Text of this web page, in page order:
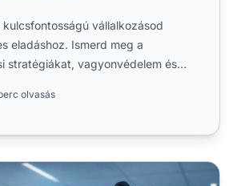
vállalkozásod
eladáshoz. Ismerd meg a
stratégiákat, vagyonvédelem és
olvasás
az anti-malware? Teljes